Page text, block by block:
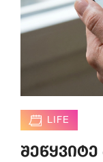
LIFE
შეწყვიტე